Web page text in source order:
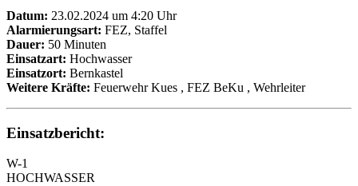
Datum: 23.02.2024 um 4:20 Uhr
Alarmierungsart: FEZ, Staffel
Dauer: 50 Minuten
Einsatzart: Hochwasser
Einsatzort: Bernkastel
Weitere Kräfte: Feuerwehr Kues , FEZ BeKu , Wehrleiter
Einsatzbericht:
W-1
HOCHWASSER